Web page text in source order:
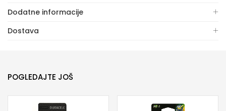
Dodatne informacije
Dostava
POGLEDAJTE JOŠ